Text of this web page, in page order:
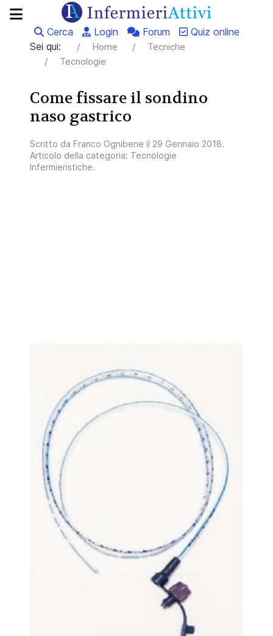
Cerca Login Forum
Quiz online
Sei qui:
Home
Tecniche
Tecnologie
Come fissare il sondino
naso gastrico
Scritto da Franco Ognibene il 29 Gennaio 2018.
Articolo della categoria: Tecnologie
Infermieristiche.